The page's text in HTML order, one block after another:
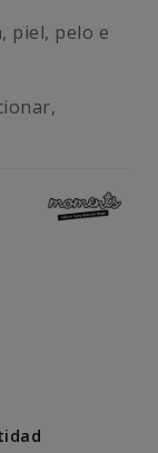
piel, pelo e